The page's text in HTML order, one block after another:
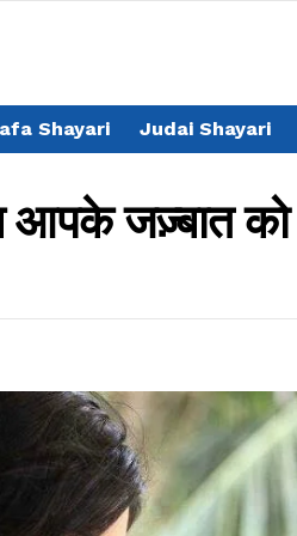
Shayari Judai Shayari
आपके जज़्बात को